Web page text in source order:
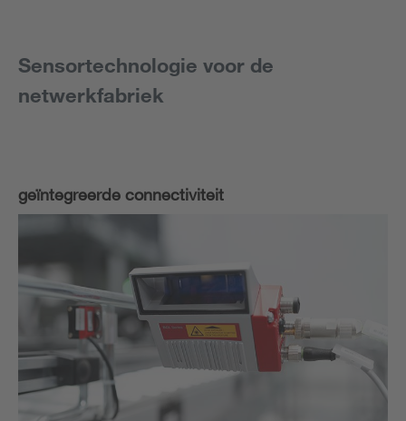
Sensortechnologie voor de
netwerkfabriek
geïntegreerde connectiviteit